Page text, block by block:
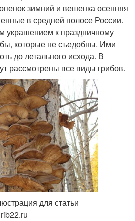
зимний и вешенка осенняя
в средней полосе России.
украшением к праздничному
которые не съедобны. Ими
до летального исхода. В
рассмотрены все виды грибов.
для статьи